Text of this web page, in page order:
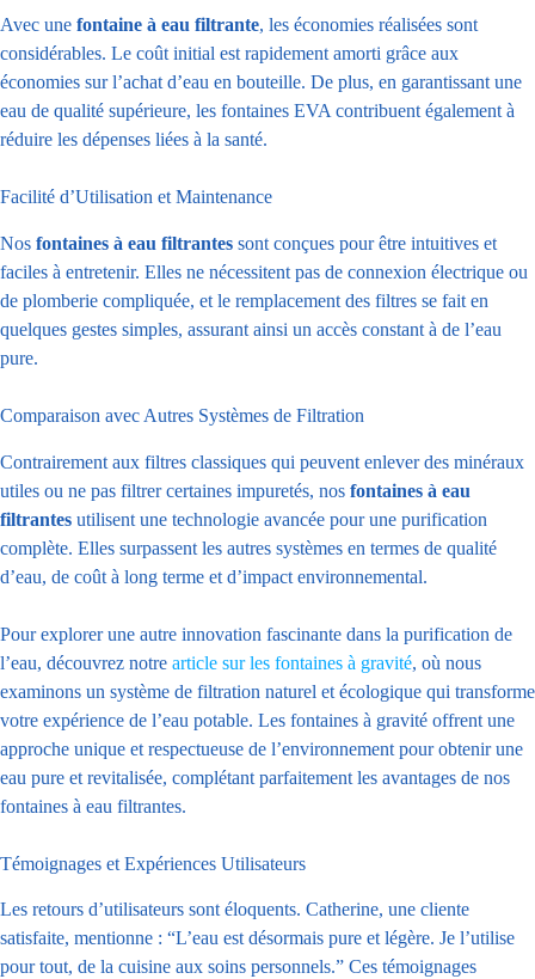
Avec une fontaine à eau filtrante, les économies réalisées sont
considérables. Le coût initial est rapidement amorti grâce aux
économies sur l’achat d’eau en bouteille. De plus, en garantissant une
eau de qualité supérieure, les fontaines EVA contribuent également à
réduire les dépenses liées à la santé.
Facilité d’Utilisation et Maintenance
Nos fontaines à eau filtrantes sont conçues pour être intuitives et
faciles à entretenir. Elles ne nécessitent pas de connexion électrique ou
de plomberie compliquée, et le remplacement des filtres se fait en
quelques gestes simples, assurant ainsi un accès constant à de l’eau
pure.
Comparaison avec Autres Systèmes de Filtration
Contrairement aux filtres classiques qui peuvent enlever des minéraux
utiles ou ne pas filtrer certaines impuretés, nos fontaines à eau
filtrantes utilisent une technologie avancée pour une purification
complète. Elles surpassent les autres systèmes en termes de qualité
d’eau, de coût à long terme et d’impact environnemental.
Pour explorer une autre innovation fascinante dans la purification de
l’eau, découvrez notre article sur les fontaines à gravité, où nous
examinons un système de filtration naturel et écologique qui transforme
votre expérience de l’eau potable. Les fontaines à gravité offrent une
approche unique et respectueuse de l’environnement pour obtenir une
eau pure et revitalisée, complétant parfaitement les avantages de nos
fontaines à eau filtrantes.
Témoignages et Expériences Utilisateurs
Les retours d’utilisateurs sont éloquents. Catherine, une cliente
satisfaite, mentionne : “L’eau est désormais pure et légère. Je l’utilise
pour tout, de la cuisine aux soins personnels.” Ces témoignages